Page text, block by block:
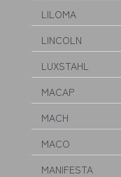
LILOMA
LINCOLN
LUXSTAHL
MACAP
MACH
MACO
MANIFESTA